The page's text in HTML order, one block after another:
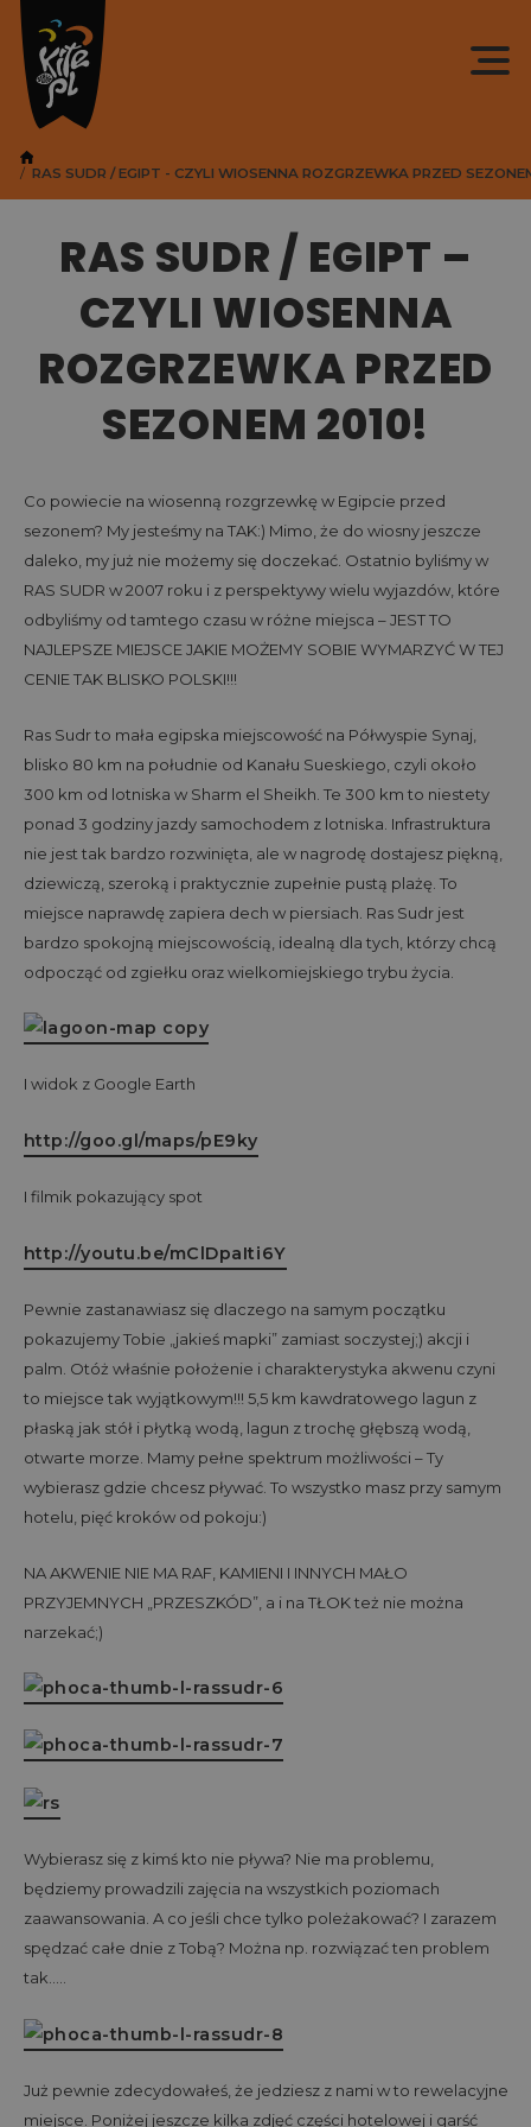
RAS SUDR / EGIPT - CZYLI WIOSENNA ROZGRZEWKA PRZED
RAS SUDR / EGIPT –
CZYLI WIOSENNA
ROZGRZEWKA PRZED
SEZONEM 2010!
Co powiecie na wiosenną rozgrzewkę w Egipcie przed
sezonem? My jesteśmy na TAK:) Mimo, że do wiosny jeszcze
daleko, my już nie możemy się doczekać. Ostatnio byliśmy w
RAS SUDR w 2007 roku i z perspektywy wielu wyjazdów, które
odbyliśmy od tamtego czasu w różne miejsca – JEST TO
NAJLEPSZE MIEJSCE JAKIE MOŻEMY SOBIE WYMARZYĆ W TEJ
CENIE TAK BLISKO POLSKI!!!
Ras Sudr to mała egipska miejscowość na Półwyspie Synaj,
blisko 80 km na południe od Kanału Sueskiego, czyli około
300 km od lotniska w Sharm el Sheikh. Te 300 km to niestety
ponad 3 godziny jazdy samochodem z lotniska. Infrastruktura
nie jest tak bardzo rozwinięta, ale w nagrodę dostajesz piękną,
dziewiczą, szeroką i praktycznie zupełnie pustą plażę. To
miejsce naprawdę zapiera dech w piersiach. Ras Sudr jest
bardzo spokojną miejscowością, idealną dla tych, którzy chcą
odpocząć od zgiełku oraz wielkomiejskiego trybu życia.
I widok z Google Earth
http://goo.gl/maps/pE9ky
I filmik pokazujący spot
http://youtu.be/mClDpaIti6Y
Pewnie zastanawiasz się dlaczego na samym początku
pokazujemy Tobie „jakieś mapki” zamiast soczystej;) akcji i
palm. Otóż właśnie położenie i charakterystyka akwenu czyni
to miejsce tak wyjątkowym!!! 5,5 km kawdratowego lagun z
płaską jak stół i płytką wodą, lagun z trochę głębszą wodą,
otwarte morze. Mamy pełne spektrum możliwości – Ty
wybierasz gdzie chcesz pływać. To wszystko masz przy samym
hotelu, pięć kroków od pokoju:)
NA AKWENIE NIE MA RAF, KAMIENI I INNYCH MAŁO
PRZYJEMNYCH „PRZESZKÓD”, a i na TŁOK też nie można
narzekać;)
Wybierasz się z kimś kto nie pływa? Nie ma problemu,
będziemy prowadzili zajęcia na wszystkich poziomach
zaawansowania. A co jeśli chce tylko poleżakować? I zarazem
spędzać całe dnie z Tobą? Można np. rozwiązać ten problem
tak…..
Już pewnie zdecydowałeś, że jedziesz z nami w to rewelacyjne
miejsce. Poniżej jeszcze kilka zdjęć części hotelowej i garść